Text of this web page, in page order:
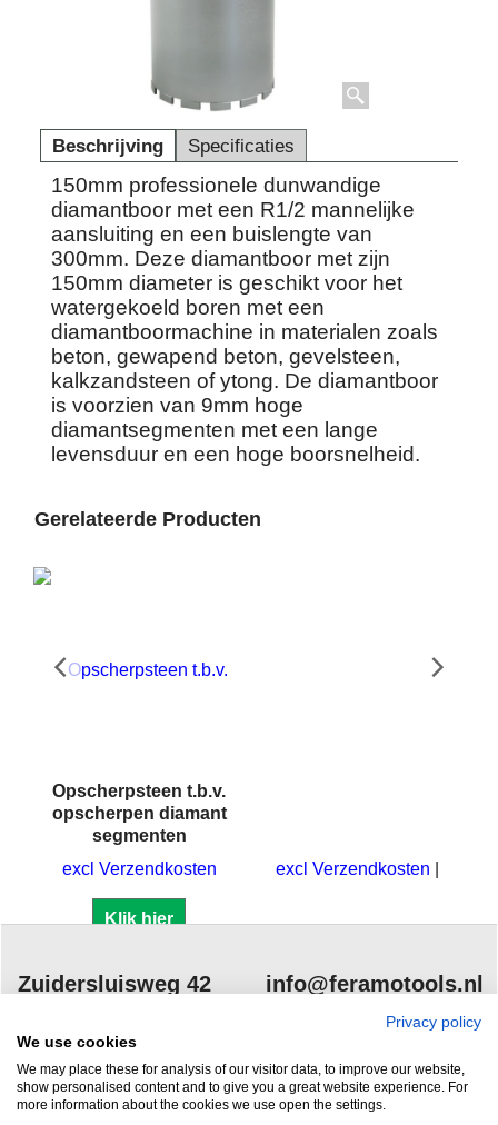
Beschrijving Specificaties
150mm professionele dunwandige
diamantboor met een R1/2 mannelijke
aansluiting en een buislengte van
300mm. Deze diamantboor met zijn
150mm diameter is geschikt voor het
watergekoeld boren met een
diamantboormachine in materialen zoals
beton, gewapend beton, gevelsteen,
kalkzandsteen of ytong. De diamantboor
is voorzien van 9mm hoge
diamantsegmenten met een lange
levensduur en een hoge boorsnelheid.
Gerelateerde Producten
Opscherpsteen t.b.v.
opscherpen diamant
segmenten
excl Verzendkosten
Klik hier
excl Verzendkosten
Zuidersluisweg 42
Nederland
info@feramotools.nl
Tel: +31(0)320Privacy policy
We use cookies
We may place these for analysis of our visitor data, to improve our website,
show personalised content and to give you a great website experience. For
more information about the cookies we use open the settings.